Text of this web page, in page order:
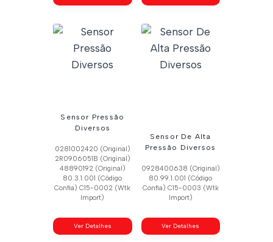
Sensor Pressão
Diversos
0281002420 (Original)
2R0906051B (Original)
48890192 (Original)
80.3.1.001 (Código
Confia) C15-0002 (Wtk
Import)
Ver Detalhes
Sensor De Alta
Pressão Diversos
0928400638 (Original)
80.99.1.001 (Código
Confia) C15-0003 (Wtk
Import)
Ver Detalhes